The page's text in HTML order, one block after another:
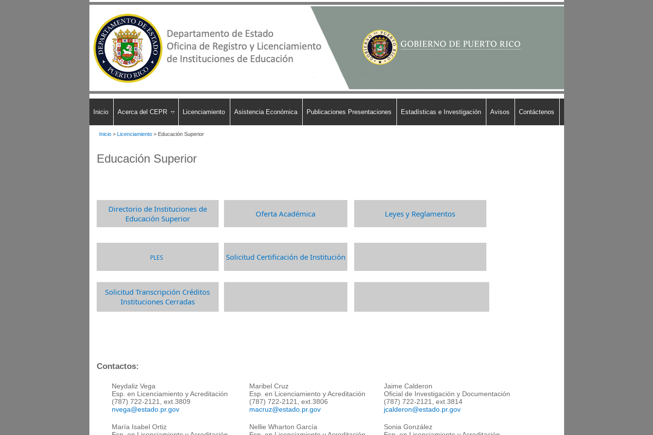
Inicio Acerca del CEPR Licenciamiento Asistencia Económica Publicaciones Presentaciones Estadísticas e Investigación Avisos Contáctenos
Inicio> Licenciamiento> Educación Superior
​​Educación Superior
Directorio de Instituciones de
Educación​​ Su​perior​​​​​
Oferta Académica​ Leyes y Reglamentos​
P​LES Solicitud Certificación de Institución​​
Solicitud Transcripción Créditos
Instituciones Cerradas​
Contactos:
Neydaliz Vega
Esp. en Licenciamiento y Acreditación
(787) 722-2121, ext.3809
nvega@estado.pr.gov​
Maribel Cruz
Esp. en Licenciamiento y Acreditación
(787) 722-2121, ext.3806
macruz@estado.pr.gov
Jaime Calderon
Oficial de Investigación y Documentación
(787) 722-2121, ext.3814
jcalderon@estado.pr.gov
María Isabel Ortiz
Nellie Wharton García
Sonia González